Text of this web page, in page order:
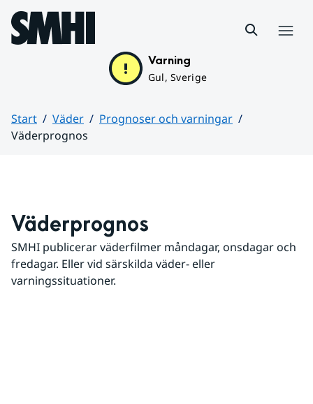
Hoppa till sidans innehåll
Varning
Gul, Sverige
Start Väder
Prognoser och varningar
Väderprognos
Väderprognos
SMHI publicerar väderfilmer måndagar, onsdagar och
fredagar. Eller vid särskilda väder- eller
varningssituationer.